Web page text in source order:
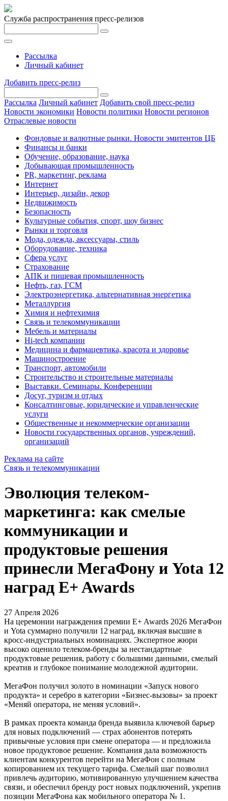
Служба распространения пресс-релизов
Рассылка
Личный кабинет
Добавить пресс-релиз
Рассылка Личный кабинет Добавить свой пресс-релиз
Новости экономики Новости политики Новости регионов
Отраслевые новости
Фондовые и валютные рынки. Новости эмитентов ЦБ
Финансы и банки
Обучение, образование, наука
Добывающая промышленность
PR, маркетинг, реклама
Интернет
Интерьер, дизайн, декор
Недвижимость
Безопасность
Культурные события, спорт, шоу бизнес
Рынки и торговля
Мода, одежда, аксессуары, стиль
Оборудование, техника
Сфера услуг
Страхование
АПК и пищевая промышленность
Нефть, газ, ГСМ
Электроэнергетика, альтернативная энергетика
Металлургия
Химия и нефтехимия
Связь и телекоммуникации
Мебель и материалы
Hi-tech компании
Медицина и фармацевтика, красота и здоровье
Машиностроение
Транспорт, автомобили
Строительство и строительные материалы
Выставки. Семинары. Конференции
Досуг, туризм и отдых
Консалтинговые, юридические и управленческие
услуги
Общественные и некоммерческие организации
Новости государственных органов, учреждений,
организаций
Реклама на сайте
Связь и телекоммуникации
Эволюция телеком-
маркетинга: как смелые
коммуникации и
продуктовые решения
принесли МегаФону и Yota 12
наград E+ Awards
27 Апреля 2026
На церемонии награждения премии E+ Awards 2026 МегаФон
и Yota суммарно получили 12 наград, включая высшие в
кросс-индустриальных номинациях. Экспертное жюри
высоко оценило телеком-бренды за нестандартные
продуктовые решения, работу с большими данными, смелый
креатив и глубокое понимание молодежной аудитории.
МегаФон получил золото в номинации «Запуск нового
продукта» и серебро в категории «Бизнес-вызовы» за проект
«Меняй оператора, не меняя условий».
В рамках проекта команда бренда выявила ключевой барьер
для новых подключений — страх абонентов потерять
привычные условия при смене оператора — и предложила
новое продуктовое решение. Компания дала возможность
клиентам конкурентов перейти на МегаФон с полным
копированием их текущего тарифа. Смелый шаг позволил
привлечь аудиторию, мотивированную улучшением качества
связи, и обеспечил бренду рост новых подключений, укрепив
позиции МегаФона как мобильного оператора № 1.